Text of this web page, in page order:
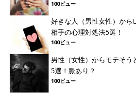
100ビュー
好きな人（男性女性）から
相手の心理対処法5選！
100ビュー
男性（女性）からモテそう
5選！脈あり？
100ビュー